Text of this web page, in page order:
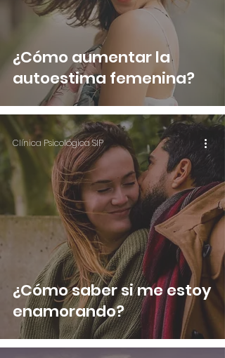
¿Cómo aumentar la
autoestima femenina?
¿Cómo saber si me estoy
enamorando?
Clínica Psicológica SIP